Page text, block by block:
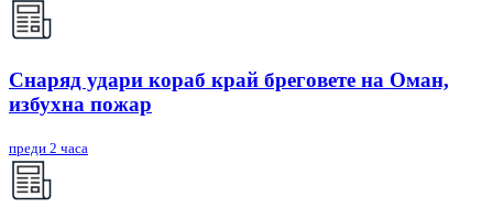
Снаряд удари кораб край бреговете на Оман,
избухна пожар
преди 2 часа